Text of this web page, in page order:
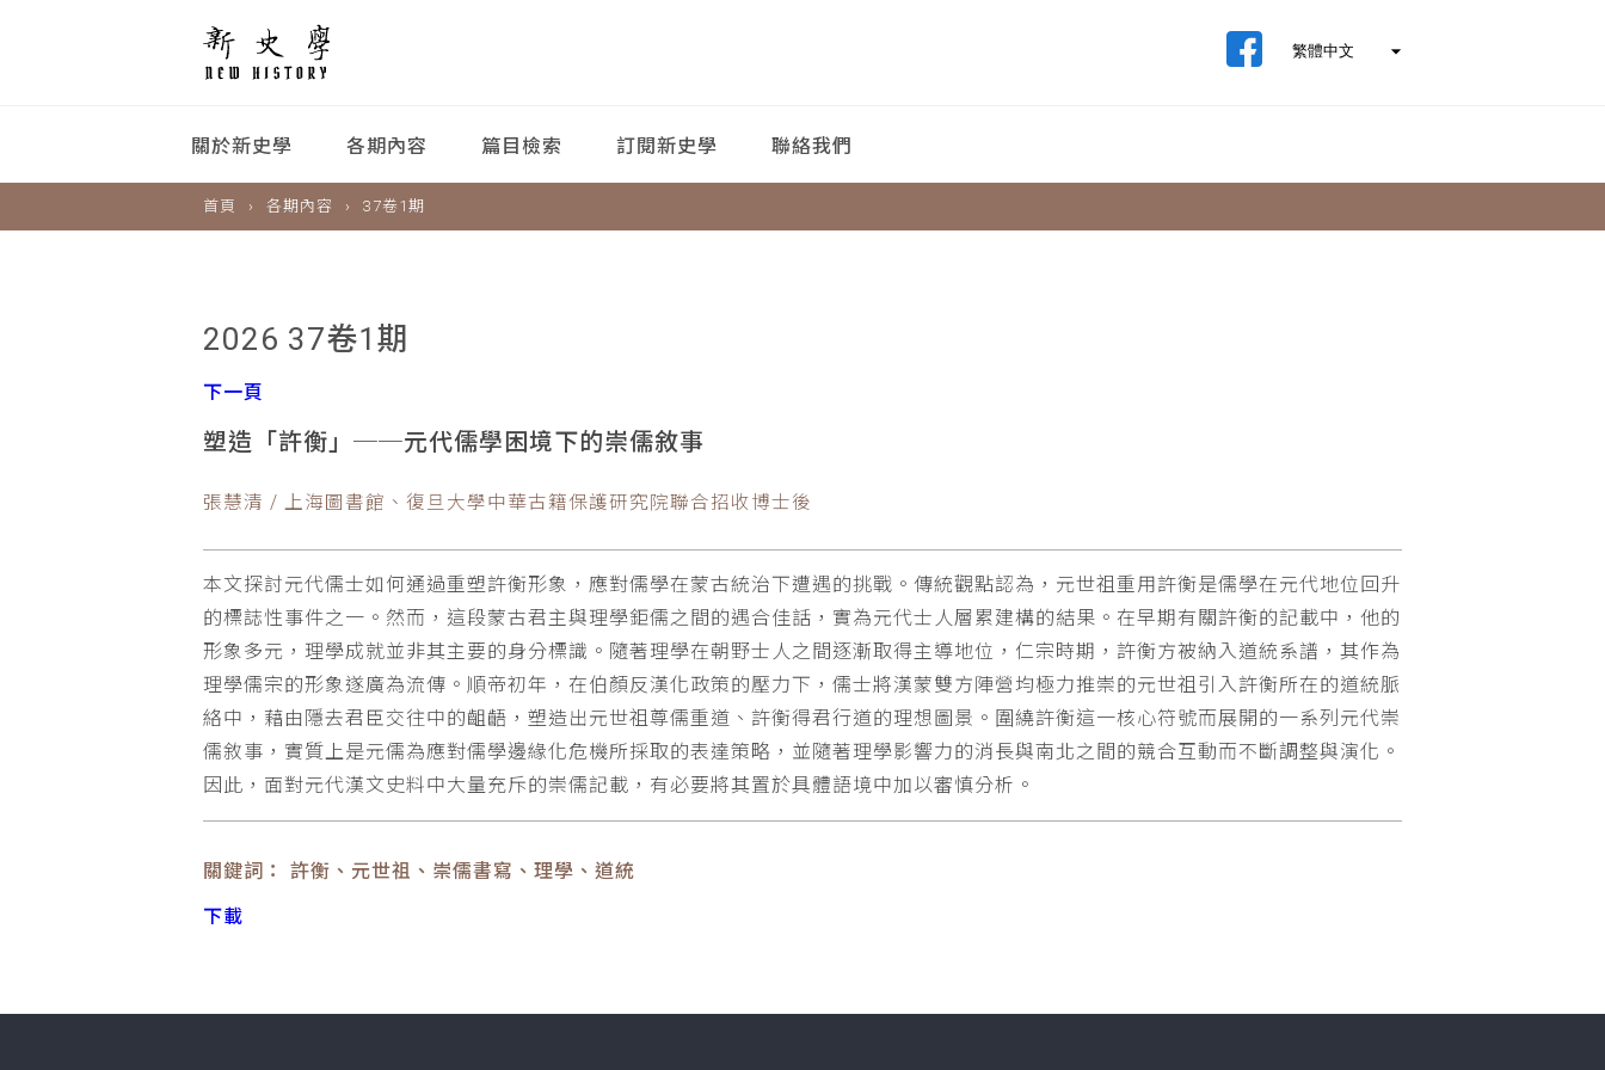
關於新史學 各期內容 篇目檢索 訂閱新史學 聯絡我們
首頁 各期內容 37卷1期
2026 37卷1期
下一頁
塑造「許衡」──元代儒學困境下的崇儒敘事
張慧清 / 上海圖書館、復旦大學中華古籍保護研究院聯合招收博士後
本文探討元代儒士如何通過重塑許衡形象，應對儒學在蒙古統治下遭遇的挑戰。傳統觀點認為，元世祖重用許衡是儒學在元代地位回升
的標誌性事件之一。然而，這段蒙古君主與理學鉅儒之間的遇合佳話，實為元代士人層累建構的結果。在早期有關許衡的記載中，他的
形象多元，理學成就並非其主要的身分標識。隨著理學在朝野士人之間逐漸取得主導地位，仁宗時期，許衡方被納入道統系譜，其作為
理學儒宗的形象遂廣為流傳。順帝初年，在伯顏反漢化政策的壓力下，儒士將漢蒙雙方陣營均極力推崇的元世祖引入許衡所在的道統脈
絡中，藉由隱去君臣交往中的齟齬，塑造出元世祖尊儒重道、許衡得君行道的理想圖景。圍繞許衡這一核心符號而展開的一系列元代崇
儒敘事，實質上是元儒為應對儒學邊緣化危機所採取的表達策略，並隨著理學影響力的消長與南北之間的競合互動而不斷調整與演化。
因此，面對元代漢文史料中大量充斥的崇儒記載，有必要將其置於具體語境中加以審慎分析。
關鍵詞： 許衡、元世祖、崇儒書寫、理學、道統
下載